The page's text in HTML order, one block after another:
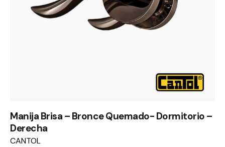
Manija Brisa – Bronce Quemado- Dormitorio –
Derecha
CANTOL